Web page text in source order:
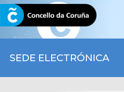
SEDE ELECTRÓNICA
CORUNA.GAL